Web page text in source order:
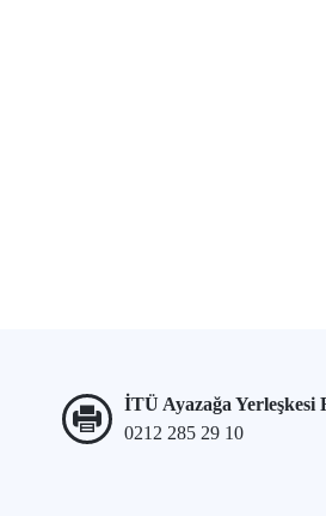
İTÜ Ayazağa Yerleşkesi
0212 285 29 10